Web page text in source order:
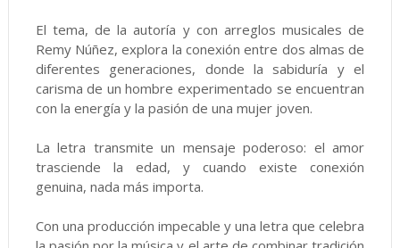
El tema, de la autoría y con arreglos musicales de
Remy Núñez, explora la conexión entre dos almas de
diferentes generaciones, donde la sabiduría y el
carisma de un hombre experimentado se encuentran
con la energía y la pasión de una mujer joven.
La letra transmite un mensaje poderoso: el amor
trasciende la edad, y cuando existe conexión
genuina, nada más importa.
Con una producción impecable y una letra que celebra